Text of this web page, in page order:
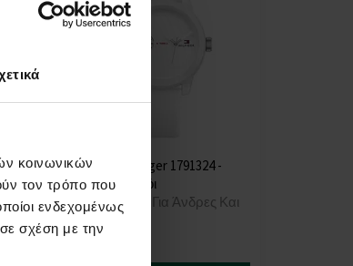
κοινωνικών
τον τρόπο που
ενδεχομένως
σχέση με την
-
Και
Tommy Hilfiger 1791324 -
Unisex ρολόι
ΡΟΛΟΓΙΑ - Για Άνδρες Και
Γυναίκες